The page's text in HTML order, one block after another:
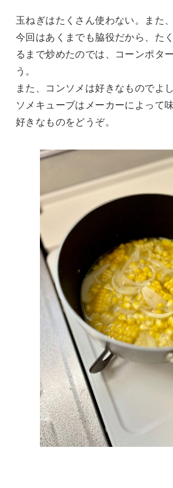
玉ねぎはたくさん使わない。また
今回はあくまでも脇役だから、た
るまで炒めたのでは、コーンポタ
う。
また、コンソメは好きなものでよ
ソメキューブはメーカーによって
好きなものをどうぞ。